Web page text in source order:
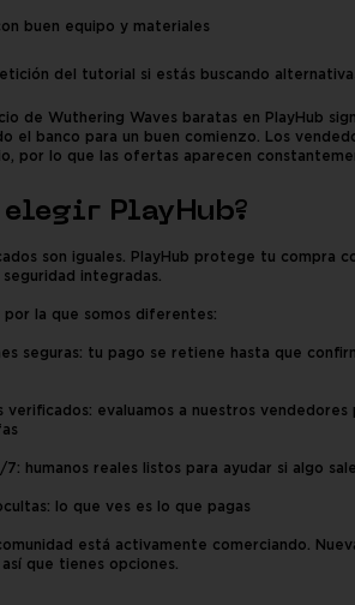
buen equipo y materiales
del tutorial si estás buscando
de Wuthering Waves baratas en PlayHub
el banco para un buen comienzo. Los
por lo que las ofertas aparecen
elegir PlayHub?
son iguales. PlayHub protege tu compra
integradas.
por la que somos diferentes:
seguras: tu pago se retiene hasta que
verificados: evaluamos a nuestros vendedores
humanos reales listos para ayudar si algo
lo que ves es lo que pagas
está activamente comerciando.
que tienes opciones.